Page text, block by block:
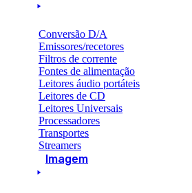
Conversão D/A
Emissores/recetores
Filtros de corrente
Fontes de alimentação
Leitores áudio portáteis
Leitores de CD
Leitores Universais
Processadores
Transportes
Streamers
Imagem